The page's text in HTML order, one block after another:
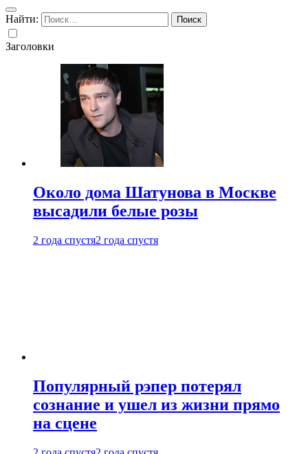
Найти:
Заголовки
Около дома Шатунова в Москве
высадили белые розы
2 года спустя2 года спустя
Популярный рэпер потерял
сознание и ушел из жизни прямо
на сцене